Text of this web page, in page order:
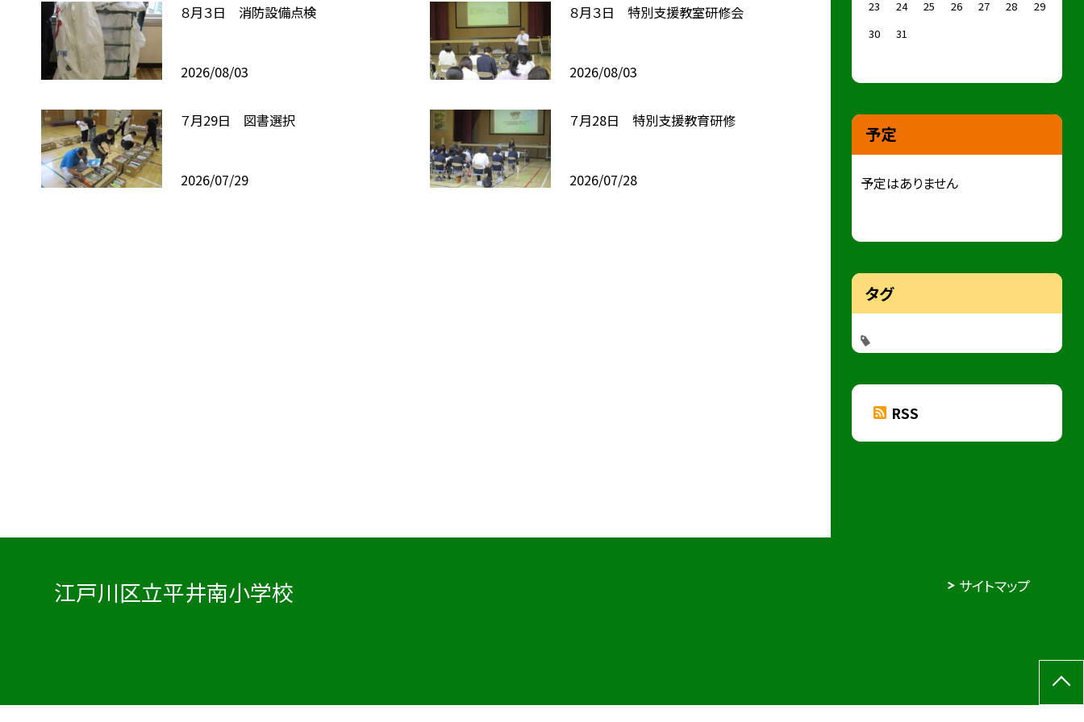
８月３日 消防設備点検
2026/08/03
８月３日 特別支援教室研修会
2026/08/03
７月29日 図書選択
2026/07/29
７月28日 特別支援教育研修
2026/07/28
23 24 25 26 27 28
29
30
31
予定
予定はありません
タグ
RSS
江戸川区立平井南小学校 サイトマップ